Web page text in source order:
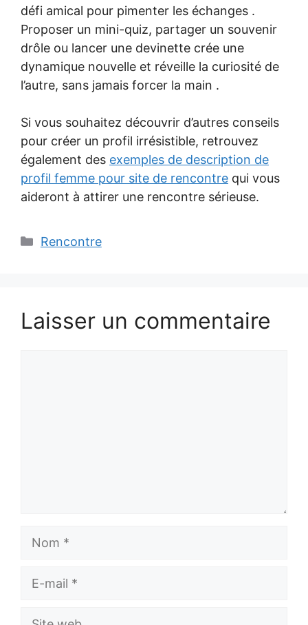
défi amical pour pimenter les échanges .
Proposer un mini-quiz, partager un souvenir
drôle ou lancer une devinette crée une
dynamique nouvelle et réveille la curiosité de
l’autre, sans jamais forcer la main .
Si vous souhaitez découvrir d’autres conseils
pour créer un profil irrésistible, retrouvez
également des exemples de description de
profil femme pour site de rencontre qui vous
aideront à attirer une rencontre sérieuse.
Catégories
Rencontre
Laisser un commentaire
Site